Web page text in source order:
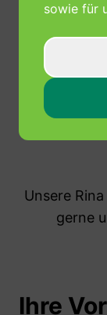
sowie für
Unsere
gerne
Ihre